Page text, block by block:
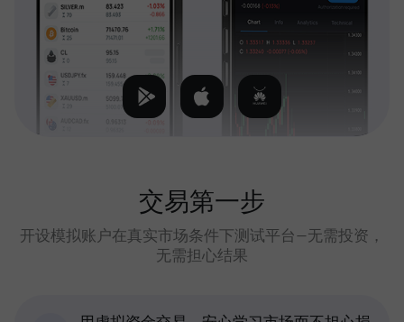
交易第一步
开设模拟账户在真实市场条件下测试平台—无需投资，
无需担心结果